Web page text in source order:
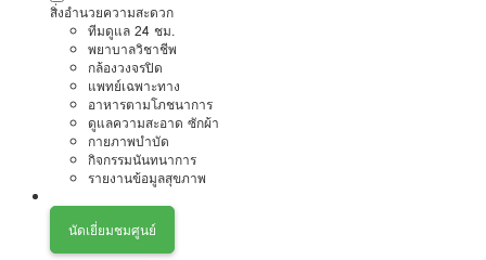
สิ่งอำนวยความสะดวก
ทีมดูแล 24 ชม.
พยาบาลวิชาชีพ
กล้องวงจรปิด
แพทย์เฉพาะทาง
อาหารตามโภชนาการ
ดูแลความสะอาด ซักผ้า
กายภาพบำบัด
กิจกรรมนันทนาการ
รายงานข้อมูลสุขภาพ
นัดเยี่ยมชมศูนย์